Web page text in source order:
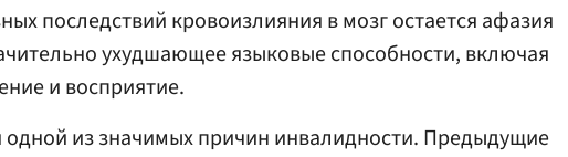
последствий кровоизлияния в мозг остается афазия
ухудшающее языковые способности, включая
и восприятие.
одной из значимых причин инвалидности. Предыдущие